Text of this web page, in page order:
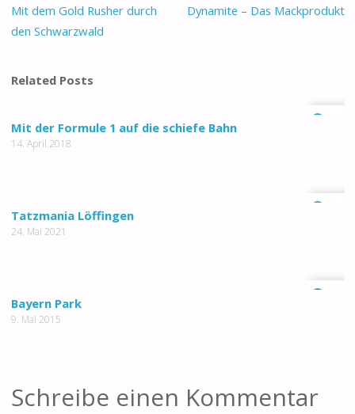
Mit dem Gold Rusher durch
den Schwarzwald
Dynamite – Das Mackprodukt
Related Posts
Mit der Formule 1 auf die schiefe Bahn
14. April 2018
Tatzmania Löffingen
24. Mai 2021
Bayern Park
9. Mai 2015
Schreibe einen Kommentar